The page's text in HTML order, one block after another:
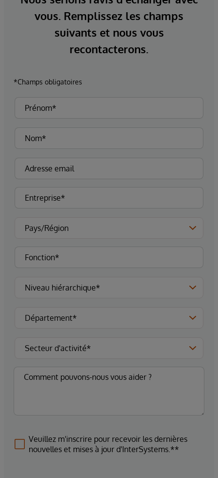
vous. Remplissez les champs
suivants et nous vous
recontacterons.
*Champs obligatoires
Veuillez m'inscrire pour recevoir les dernières
nouvelles et mises à jour d'InterSystems.**